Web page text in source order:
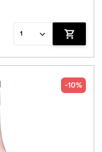
1
Zum
-10%